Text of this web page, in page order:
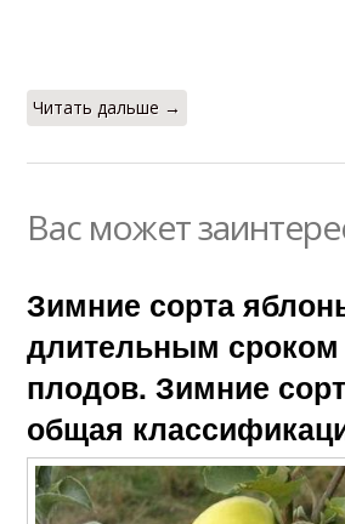
Читать дальше →
Вас может
Зимние сорта
длительным сроком
плодов. Зимние
общая